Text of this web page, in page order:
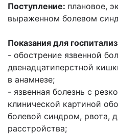
Поступление: плановое,
выраженном болевом
Показания для
- обострение язвенной
двенадцатиперстной
в анамнезе;
- язвенная болезнь с
клинической картиной
болевой синдром, рвота,
расстройства;